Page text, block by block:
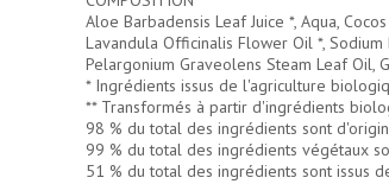
Aloe Barbadensis Leaf Juice *, Aqua,
Lavandula Officinalis Flower Oil *,
Pelargonium Graveolens Steam Leaf Oil,
* Ingrédients issus de l'agriculture
** Transformés à partir d'ingrédients
98 % du total des ingrédients sont
99 % du total des ingrédients végétaux
51 % du total des ingrédients sont issus